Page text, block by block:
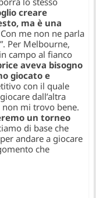
creare
ma è una
me non ne parla
Per Melbourne,
campo al fianco
aveva bisogno
giocato e
con il quale
dall’altra
mi trovo bene.
un torneo
di base che
andare a giocare
che